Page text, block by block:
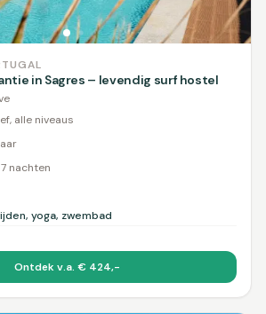
in Sagres – levendig surf hostel
alle niveaus
nachten
yoga, zwembad
Ontdek v.a. € 424,-